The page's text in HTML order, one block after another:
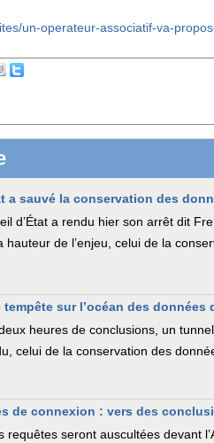
un-operateur-associatif-va-
a sauvé la conservation des
d’État a rendu hier son arrêt dit
hauteur de l’enjeu, celui de la
tempête sur l’océan des données
heures de conclusions, un
celui de la conservation des
de connexion : vers des
requêtes seront auscultées devant